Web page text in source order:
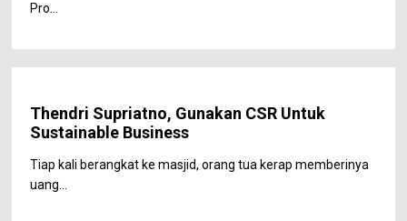
Pro...
Thendri Supriatno, Gunakan CSR Untuk
Sustainable Business
Tiap kali berangkat ke masjid, orang tua kerap memberinya
uang...